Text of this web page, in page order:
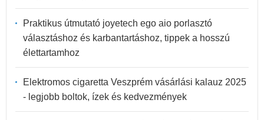
Praktikus útmutató joyetech ego aio porlasztó
választáshoz és karbantartáshoz, tippek a hosszú
élettartamhoz
Elektromos cigaretta Veszprém vásárlási kalauz 2025
- legjobb boltok, ízek és kedvezmények